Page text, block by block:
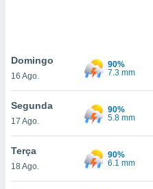
nós e
únicos
para
e
Domingo
16 Ago.
90%
7.3 mm
Segunda
17 Ago.
90%
5.8 mm
Terça
18 Ago.
90%
6.1 mm